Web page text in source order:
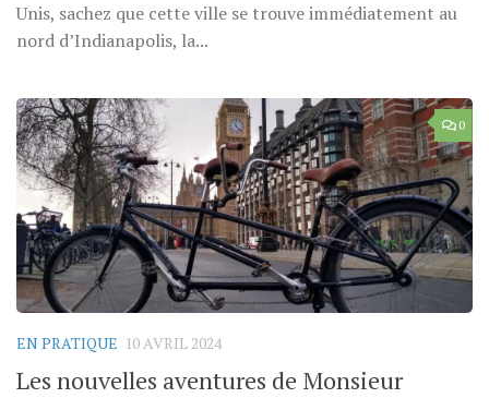
Unis, sachez que cette ville se trouve immédiatement au
nord d’Indianapolis, la...
0
EN PRATIQUE 10 AVRIL 2024
Les nouvelles aventures de Monsieur